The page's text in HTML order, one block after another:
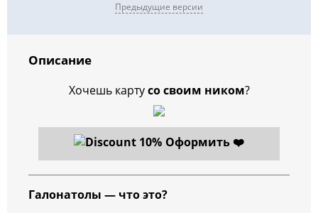
Предыдущие версии
Описание
Хочешь картусо своим ником?
Оформить ❤️
Галонатолы — что это?